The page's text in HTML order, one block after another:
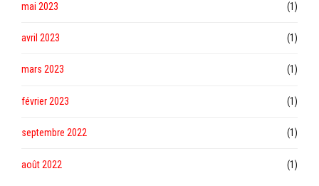
mai 2023 (1)
avril 2023 (1)
mars 2023 (1)
février 2023 (1)
septembre 2022 (1)
août 2022 (1)